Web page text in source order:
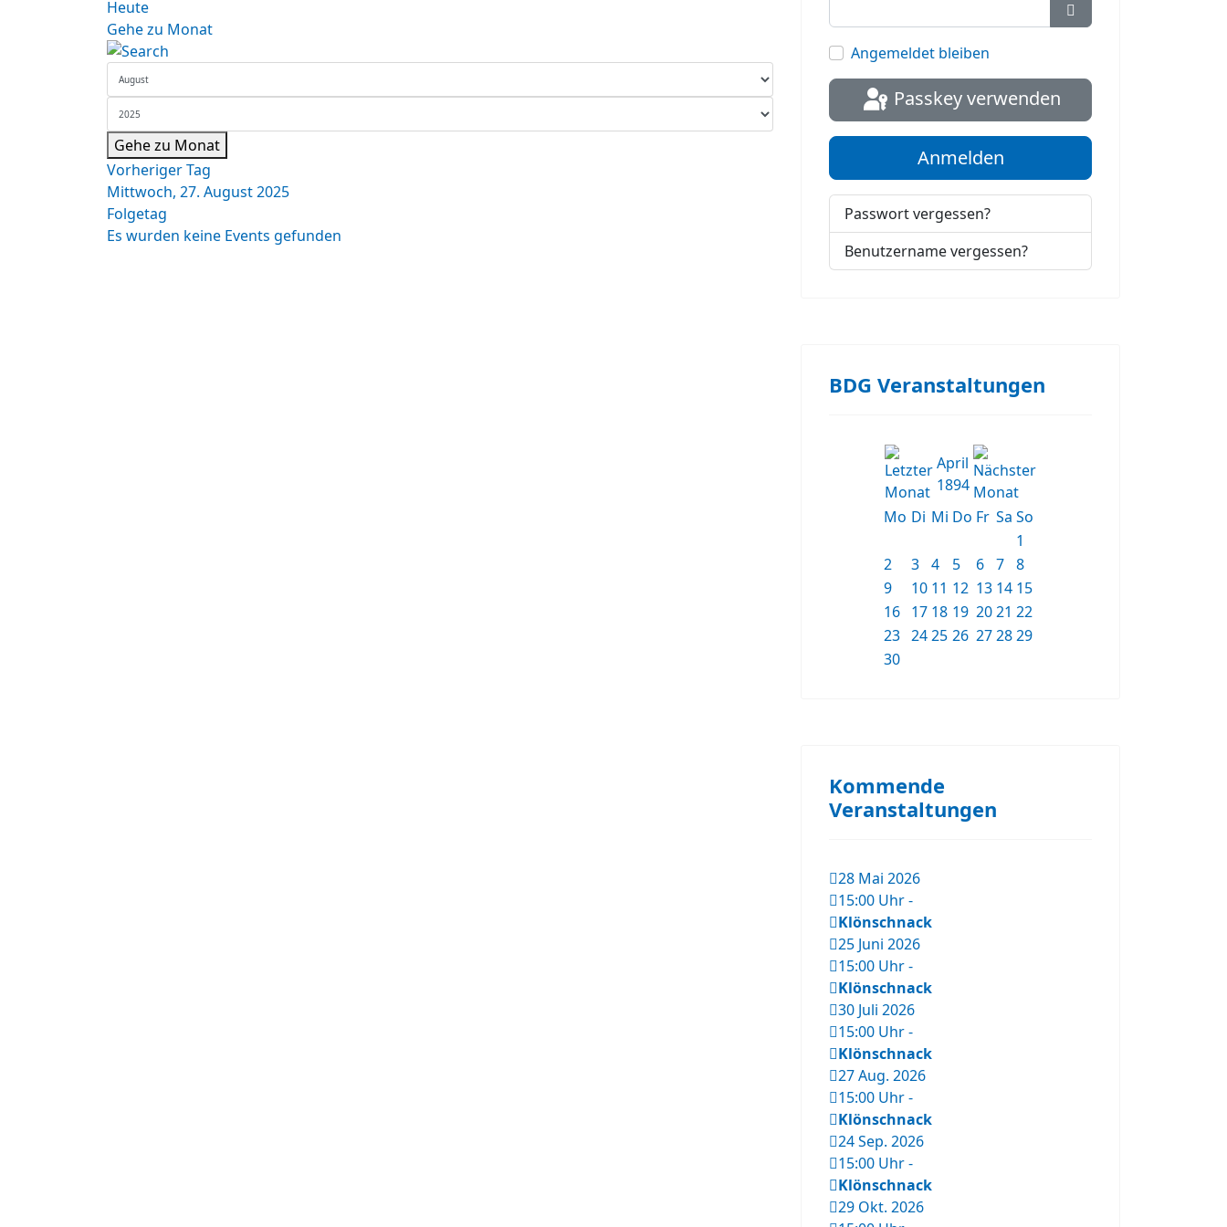
Heute
Gehe zu Monat
Gehe zu Monat
Vorheriger Tag
Mittwoch, 27. August 2025
Folgetag
Es wurden keine Events gefunden
Passwort anzeigen
Angemeldet bleiben
Passkey verwenden
Anmelden
Passwort vergessen?
Benutzername vergessen?
BDG Veranstaltungen
April
1894
Mo Di Mi Do Fr Sa So
1
2
3 4 5 6 7 8
9
10 11 12 13 14 15
16 17 18 19 2021 22
23 2425 26 272829
30
Kommende
Veranstaltungen
28 Mai 2026
15:00 Uhr-
Klönschnack
25 Juni 2026
15:00 Uhr-
Klönschnack
30 Juli 2026
15:00 Uhr-
Klönschnack
27 Aug. 2026
15:00 Uhr-
Klönschnack
24 Sep. 2026
15:00 Uhr-
Klönschnack
29 Okt. 2026